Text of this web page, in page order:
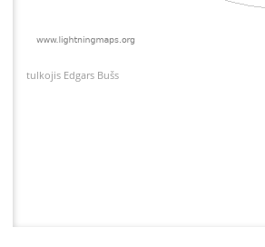
tulkojis Edgars Bušs